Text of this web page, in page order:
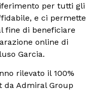
per tutti gli
e ci permette
fine di beneficiare
online di
Garcia.
rilevato il 100%
da Admiral Group